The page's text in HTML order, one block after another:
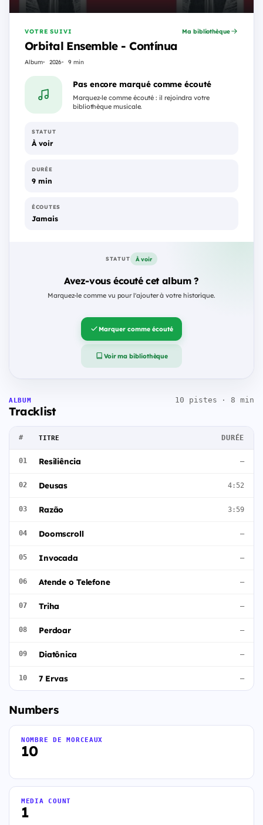
VOTRE SUIVI
Orbital Ensemble - Contínua
Album 2026 9 min
Ma bibliothèque
Pas encore marqué comme écouté
Marquez-le comme écouté : il rejoindra votre
bibliothèque musicale.
STATUT
À voir
DURÉE
9 min
ÉCOUTES
Jamais
STATUT À voir
Avez-vous écouté cet album ?
Marquez-le comme vu pour l'ajouter à votre historique.
Marquer comme écouté
Voir ma bibliothèque
ALBUM
Tracklist
10 pistes · 8 min
# TITRE DURÉE
01 Resiliência —
02 Deusas 4:52
03 Razão 3:59
04 Doomscroll —
05 Invocada —
06 Atende o Telefone —
07 Triha —
08 Perdoar —
09 Diatônica —
10 7 Ervas —
Numbers
10
NOMBRE DE MORCEAUX
1
MEDIA COUNT